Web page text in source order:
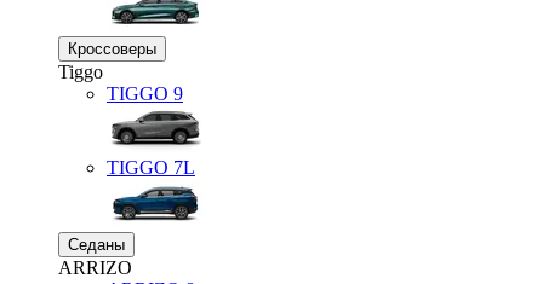
Кроссоверы
Tiggo
TIGGO 9
TIGGO 7L
Седаны
ARRIZO